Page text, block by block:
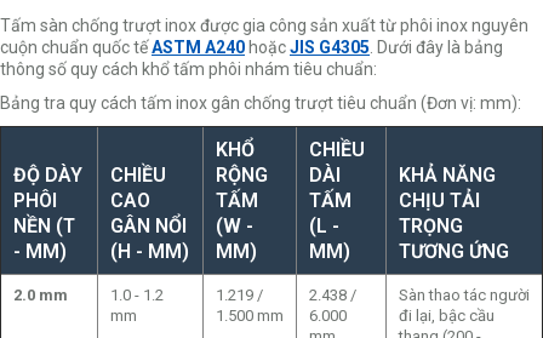
Tấm sàn chống trượt inox được gia công sản xuất từ phôi inox nguyên
cuộn chuẩn quốc tếASTM A240hoặcJIS G4305 . Dưới đây là bảng
thông số quy cách khổ tấm phôi nhám tiêu chuẩn:
Bảng tra quy cách tấm inox gân chống trượt tiêu chuẩn (Đơn vị: mm):
ĐỘ DÀY
PHÔI
NỀN (T
- MM)
CHIỀU
CAO
GÂN NỔI
(H - MM)
KHỔ
RỘNG
TẤM
(W -
MM)
CHIỀU
DÀI
TẤM
(L -
MM)
KHẢ NĂNG
CHỊU TẢI
TRỌNG
TƯƠNG ỨNG
2.0 mm
1.0 - 1.2
mm
1.219 /
1.500 mm
2.438 /
6.000
Sàn thao tác người
đi lại, bậc cầu